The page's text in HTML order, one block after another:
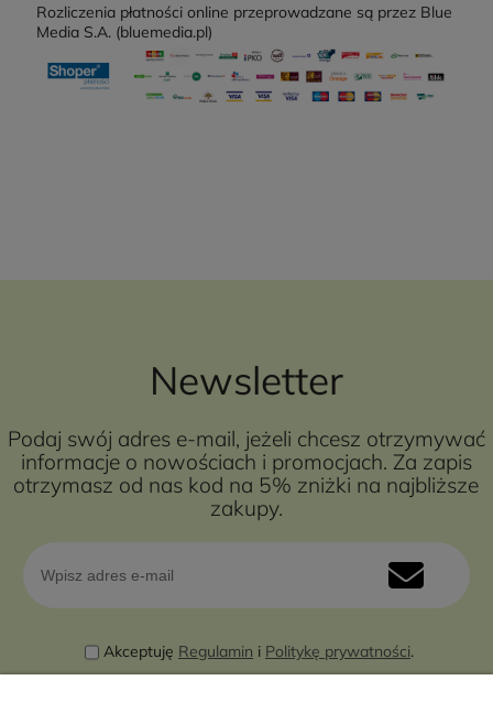
Rozliczenia płatności online przeprowadzane są przez Blue
Media S.A. (bluemedia.pl)
Newsletter
Podaj swój adres e-mail, jeżeli chcesz otrzymywać
informacje o nowościach i promocjach. Za zapis
otrzymasz od nas kod na 5% zniżki na najbliższe
zakupy.
Akceptuję Regulamin i Politykę prywatności.